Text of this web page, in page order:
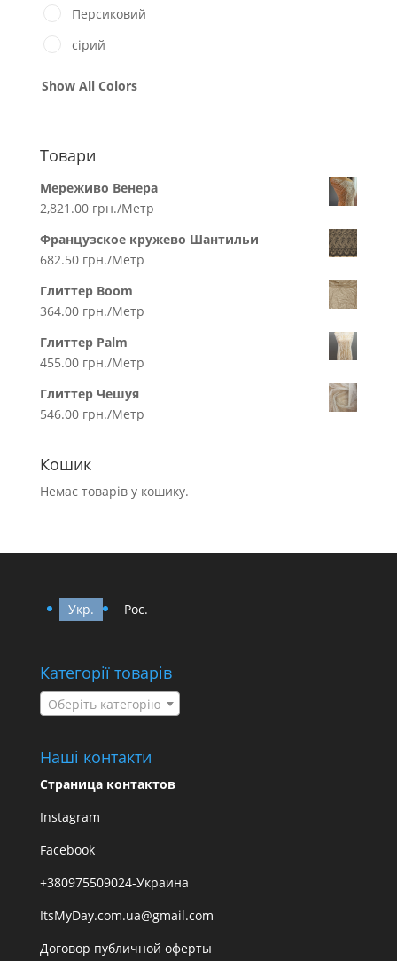
Персиковий
сірий
Show All Colors
Товари
Мереживо Венера
2,821.00 грн./Метр
Французское кружево Шантильи
682.50 грн./Метр
Глиттер Boom
364.00 грн./Метр
Глиттер Palm
455.00 грн./Метр
Глиттер Чешуя
546.00 грн./Метр
Кошик
Немає товарів у кошику.
Укр. Рос.
Категорії товарів
Оберіть категорію
Наші контакти
Страница контактов
Instagram
Facebook
+380975509024-Украина
ItsMyDay.com.ua@gmail.com
Договор публичной оферты